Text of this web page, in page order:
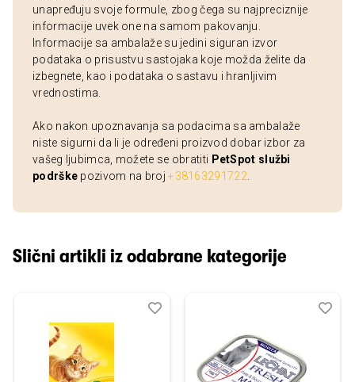
unapređuju svoje formule, zbog čega su najpreciznije
informacije uvek one na samom pakovanju.
Informacije sa ambalaže su jedini siguran izvor
podataka o prisustvu sastojaka koje možda želite da
izbegnete, kao i podataka o sastavu i hranljivim
vrednostima.
Ako nakon upoznavanja sa podacima sa ambalaže
niste sigurni da li je određeni proizvod dobar izbor za
vašeg ljubimca, možete se obratiti PetSpot službi
podrške pozivom na broj+38163291722
Slični artikli iz odabrane kategorije
Dodaj
Uporedi